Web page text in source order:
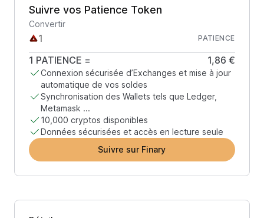
Suivre vos Patience Token
Convertir
PATIENCE
1 PATIENCE = 1,86 €
Connexion sécurisée d’Exchanges et mise à jour
automatique de vos soldes
Synchronisation des Wallets tels que Ledger,
Metamask ...
10,000 cryptos disponibles
Données sécurisées et accès en lecture seule
Suivre sur Finary